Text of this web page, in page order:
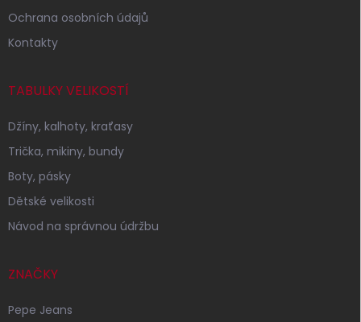
Ochrana osobních údajů
Kontakty
TABULKY VELIKOSTÍ
Džíny, kalhoty, kraťasy
Trička, mikiny, bundy
Boty, pásky
Dětské velikosti
Návod na správnou údržbu
ZNAČKY
Pepe Jeans